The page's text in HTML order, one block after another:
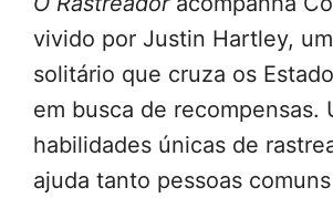
vivido por Justin Hartley,
solitário que cruza os
em busca de recompensas.
habilidades únicas de
ajuda tanto pessoas